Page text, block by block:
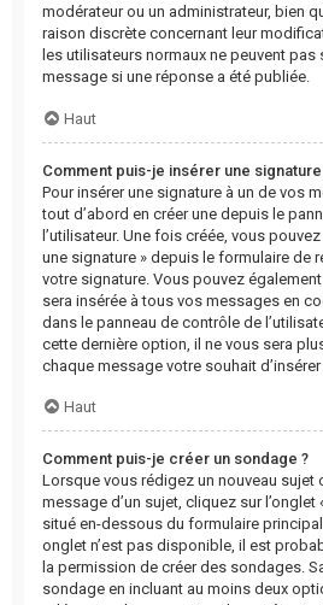
modérateur ou un administrateur, bien
raison discrète concernant leur
les utilisateurs normaux ne peuvent
message si une réponse a été publiée.
Haut
Comment puis-je insérer une
Pour insérer une signature à un de vos
tout d’abord en créer une depuis le
l’utilisateur. Une fois créée, vous
une signature » depuis le formulaire de
votre signature. Vous pouvez
sera insérée à tous vos messages en
dans le panneau de contrôle de
cette dernière option, il ne vous sera
chaque message votre souhait
Haut
Comment puis-je créer un sondage ?
Lorsque vous rédigez un nouveau sujet
message d’un sujet, cliquez sur l’onglet
situé en-dessous du formulaire
onglet n’est pas disponible, il est
la permission de créer des sondages.
sondage en incluant au moins deux